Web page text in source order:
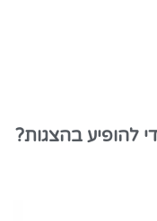
להופיע בהצגות?